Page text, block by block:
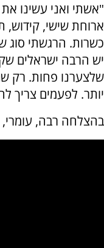
"אשתי ואני עשינו
ארוחת שישי, קידוש,
כשרות. הרגשתי סוג
יש הרבה ישראלים
שלצערנו פחות. רק
יותר. לפעמים צריך
בהצלחה רבה,